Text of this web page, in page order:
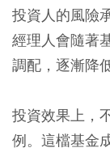
投資人的風險
經理人會隨著
調配，逐漸降
投資效果上，
例。這檔基金